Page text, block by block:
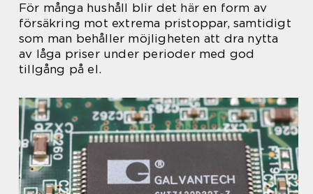
För många hushåll blir det här en form av
försäkring mot extrema pristoppar, samtidigt
som man behåller möjligheten att dra nytta
av låga priser under perioder med god
tillgång på el.